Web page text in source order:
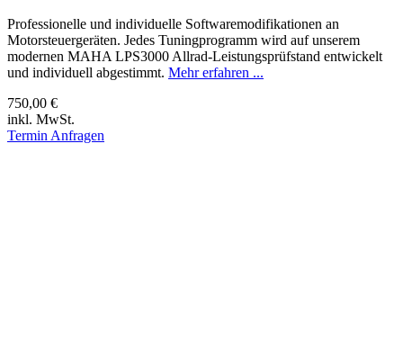
Professionelle und individuelle Softwaremodifikationen an
Motorsteuergeräten. Jedes Tuningprogramm wird auf unserem
modernen MAHA LPS3000 Allrad-Leistungsprüfstand entwickelt
und individuell abgestimmt. Mehr erfahren ...
750,00 €
inkl. MwSt.
Termin Anfragen